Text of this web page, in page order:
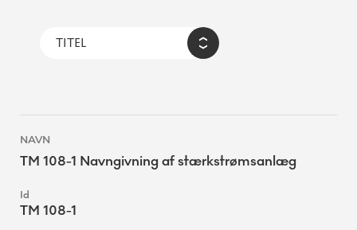
TM 108-1 Navngivning af stærkstrømsanlæg
TM 108-1